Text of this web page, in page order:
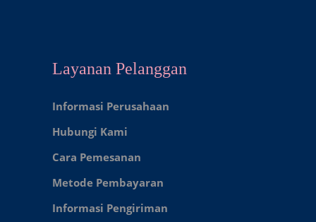
Layanan Pelanggan
Informasi Perusahaan
Hubungi Kami
Cara Pemesanan
Metode Pembayaran
Informasi Pengiriman